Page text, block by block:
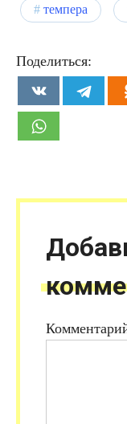
темпера
Поделиться: